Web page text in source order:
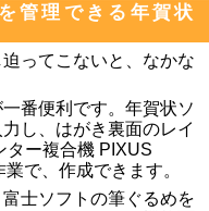
管理できる年賀状
ってこないと、なかな
番便利です。年賀状ソ
し、はがき裏面のレイ
ター複合機 PIXUS
で、作成できます。
士ソフトの筆ぐるめを